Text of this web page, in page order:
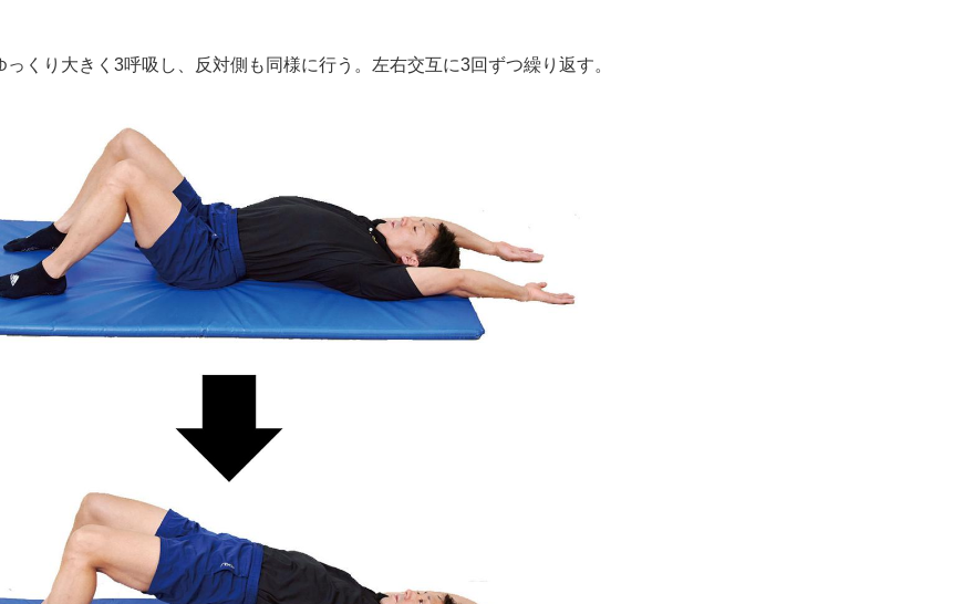
くり大きく3呼吸し、反対側も同様に行う。左右交互に3回ずつ繰り返す。